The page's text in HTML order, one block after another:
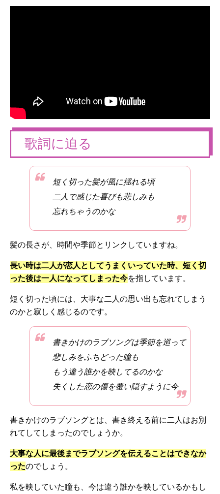
歌詞に迫る
短く切った髪が風に揺れる頃
二人で感じた喜びも悲しみも
忘れちゃうのかな
髪の長さが、時間や季節とリンクしていますね。
長い時は二人が恋人としてうまくいっていた時、短く切
った後は一人になってしまった今を指しています。
短く切った頃には、大事な二人の思い出も忘れてしまう
のかと寂しく感じるのです。
書きかけのラブソングは季節を巡って
悲しみをふちどった瞳も
もう違う誰かを映してるのかな
失くした恋の傷を覆い隠すように今
書きかけのラブソングとは、書き終える前に二人はお別
れてしてしまったのでしょうか。
大事な人に最後までラブソングを伝えることはできなか
ったのでしょう。
私を映していた瞳も、今は違う誰かを映しているかもし